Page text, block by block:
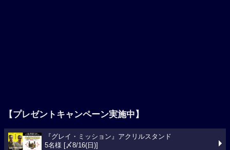
【プレゼントキャンペーン実施中】
『グレイ・ミッション』アクリルスタンド
5名様 [〆8/16(日)]